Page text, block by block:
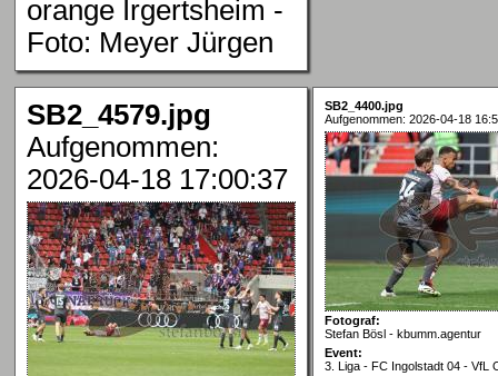
orange Irgertsheim -
Foto: Meyer Jürgen
SB2_4579.jpg
Aufgenommen:
2026-04-18 17:00:37
SB2_4400.jpg
Aufgenommen: 2026-04-18
Fotograf:
Stefan Bösl - kbumm.agentur
Event:
3. Liga - FC Ingolstadt 04 - VfL